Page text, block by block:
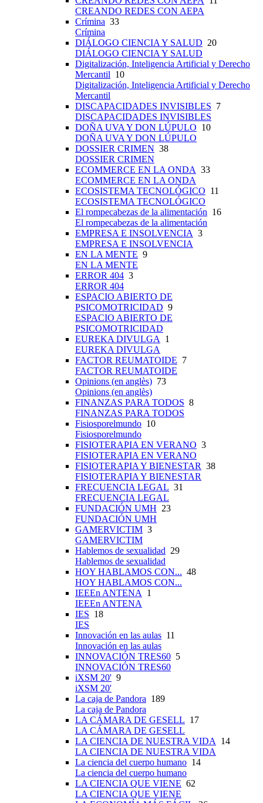
CREANDO REDES CON AEPA
Crímina 33
Crímina
DIÁLOGO CIENCIA Y SALUD 20
DIÁLOGO CIENCIA Y SALUD
Digitalización, Inteligencia Artificial y Derecho
Mercantil 10
Digitalización, Inteligencia Artificial y Derecho
Mercantil
DISCAPACIDADES INVISIBLES 7
DISCAPACIDADES INVISIBLES
DOÑA UVA Y DON LÚPULO 10
DOÑA UVA Y DON LÚPULO
DOSSIER CRIMEN 38
DOSSIER CRIMEN
ECOMMERCE EN LA ONDA 33
ECOMMERCE EN LA ONDA
ECOSISTEMA TECNOLÓGICO 11
ECOSISTEMA TECNOLÓGICO
El rompecabezas de la alimentación 16
El rompecabezas de la alimentación
EMPRESA E INSOLVENCIA 3
EMPRESA E INSOLVENCIA
EN LA MENTE 9
EN LA MENTE
ERROR 404 3
ERROR 404
ESPACIO ABIERTO DE
PSICOMOTRICIDAD 9
ESPACIO ABIERTO DE
PSICOMOTRICIDAD
EUREKA DIVULGA 1
EUREKA DIVULGA
FACTOR REUMATOIDE 7
FACTOR REUMATOIDE
Opinions (en anglès) 73
Opinions (en anglès)
FINANZAS PARA TODOS 8
FINANZAS PARA TODOS
Fisiosporelmundo 10
Fisiosporelmundo
FISIOTERAPIA EN VERANO 3
FISIOTERAPIA EN VERANO
FISIOTERAPIA Y BIENESTAR 38
FISIOTERAPIA Y BIENESTAR
FRECUENCIA LEGAL 31
FRECUENCIA LEGAL
FUNDACIÓN UMH 23
FUNDACIÓN UMH
GAMERVICTIM 3
GAMERVICTIM
Hablemos de sexualidad 29
Hablemos de sexualidad
HOY HABLAMOS CON... 48
HOY HABLAMOS CON...
IEEEn ANTENA 1
IEEEn ANTENA
IES 18
IES
Innovación en las aulas 11
Innovación en las aulas
INNOVACIÓN TRES60 5
INNOVACIÓN TRES60
iXSM 20' 9
iXSM 20'
La caja de Pandora 189
La caja de Pandora
LA CÁMARA DE GESELL 17
LA CÁMARA DE GESELL
LA CIENCIA DE NUESTRA VIDA 14
LA CIENCIA DE NUESTRA VIDA
La ciencia del cuerpo humano 14
La ciencia del cuerpo humano
LA CIENCIA QUE VIENE 62
LA CIENCIA QUE VIENE